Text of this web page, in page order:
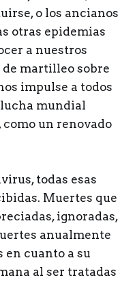
o los ancianos
otras epidemias
a nuestros
de martilleo sobre
impulse a todos
mundial
como un renovado
todas esas
Muertes que
ignoradas,
anualmente
en cuanto a su
al ser tratadas